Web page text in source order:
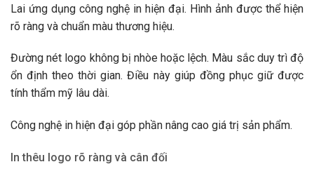
Lai ứng dụng công nghệ in hiện đại. Hình ảnh được thể hiện
rõ ràng và chuẩn màu thương hiệu.
Đường nét logo không bị nhòe hoặc lệch. Màu sắc duy trì độ
ổn định theo thời gian. Điều này giúp đồng phục giữ được
tính thẩm mỹ lâu dài.
Công nghệ in hiện đại góp phần nâng cao giá trị sản phẩm.
In thêu logo rõ ràng và cân đối